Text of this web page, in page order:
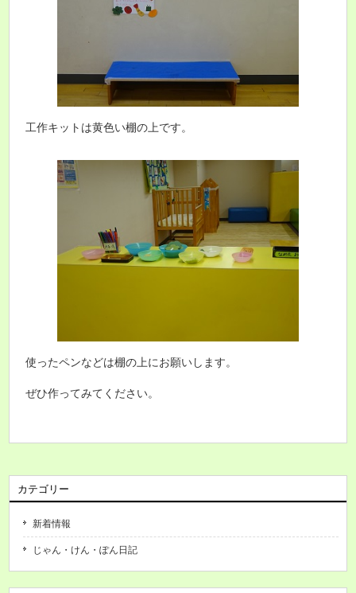
工作キットは黄色い棚の上です。
使ったペンなどは棚の上にお願いします。
ぜひ作ってみてください。
カテゴリー
新着情報
じゃん・けん・ぽん日記